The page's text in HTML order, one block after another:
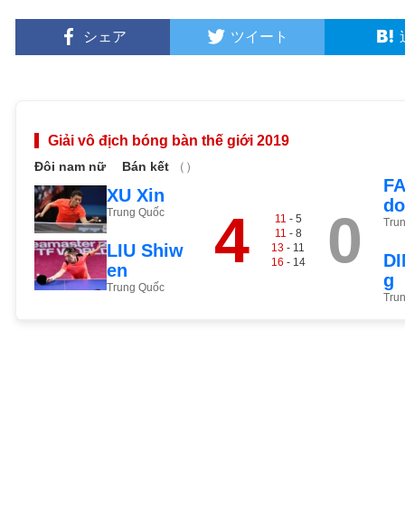
シェア ツイート
Giải vô địch bóng bàn thế giới 2019
Đôi nam nữ Bán kết （）
XU Xin
Trung Quốc
LIU Shiw
en
Trung Quốc
4 11 - 5
11 - 8
13 - 11
16 - 14 0
g